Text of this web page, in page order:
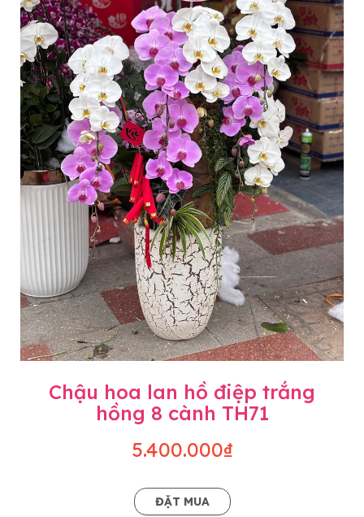
Chậu hoa lan hồ điệp trắng
hồng 8 cành TH71
5.400.000₫
ĐẶT MUA